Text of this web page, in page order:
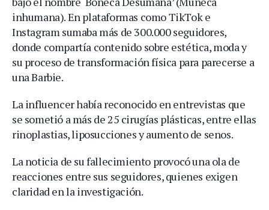
inhumana). En plataformas como TikTok e
Instagram sumaba más de 300.000 seguidores,
donde compartía contenido sobre estética, moda y
su proceso de transformación física para parecerse a
una Barbie.
La influencer había reconocido en entrevistas que
se sometió a más de 25 cirugías plásticas, entre ellas
rinoplastias, liposucciones y aumento de senos.
La noticia de su fallecimiento provocó una ola de
reacciones entre sus seguidores, quienes exigen
claridad en la investigación.